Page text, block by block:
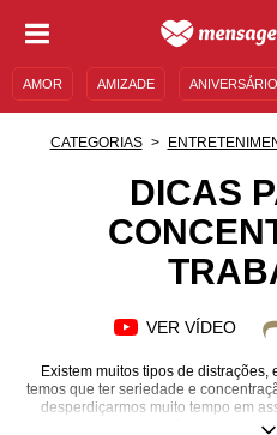
AMOR AMIZADE ANIVERSÁRIO
MENSAGENS E FRASES
FAMOSOS
CATEGORIAS
DICAS
VER VÍDEO
Existem muitos tipos de
temos que ter seriedade e
desperdiçarmos muito tempo em
preparamos uma lista com